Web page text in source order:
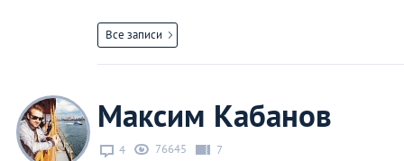
Все записи
Максим Кабанов
4 76645 7